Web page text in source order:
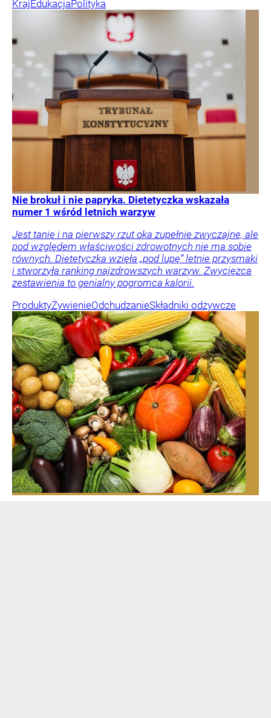
KrajEdukacjaPolityka
Nie brokuł i nie papryka. Dietetyczka wskazała
numer 1 wśród letnich warzyw
Jest tanie i na pierwszy rzut oka zupełnie zwyczajne, ale
pod względem właściwości zdrowotnych nie ma sobie
równych. Dietetyczka wzięła „pod lupę” letnie przysmaki
i stworzyła ranking najzdrowszych warzyw. Zwycięzca
zestawienia to genialny pogromca kalorii.
ProduktyŻywienieOdchudzanieSkładniki odżywcze